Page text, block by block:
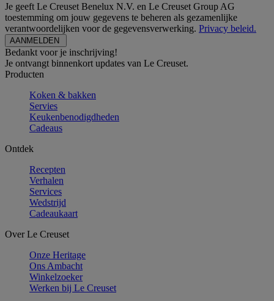
Je geeft Le Creuset Benelux N.V. en Le Creuset Group AG
toestemming om jouw gegevens te beheren als gezamenlijke
verantwoordelijken voor de gegevensverwerking. Privacy beleid.
Bedankt voor je inschrijving!
Je ontvangt binnenkort updates van Le Creuset.
Producten
Koken & bakken
Servies
Keukenbenodigdheden
Cadeaus
Ontdek
Recepten
Verhalen
Services
Wedstrijd
Cadeaukaart
Over Le Creuset
Onze Heritage
Ons Ambacht
Winkelzoeker
Werken bij Le Creuset